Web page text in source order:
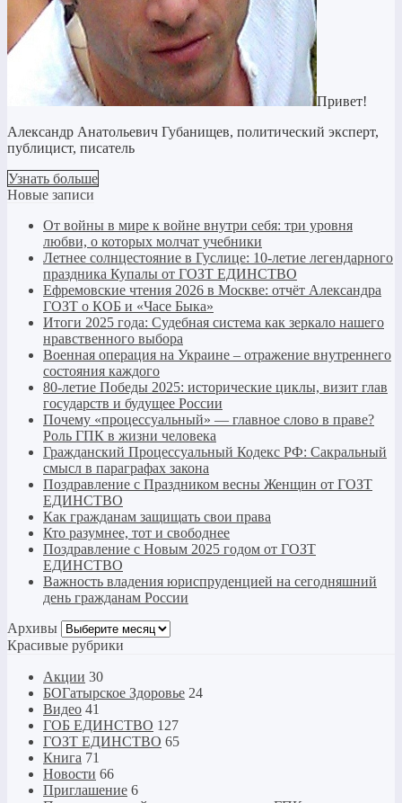
Привет!
Александр Анатольевич Губанищев, политический эксперт,
публицист, писатель
Узнать больше
Новые записи
От войны в мире к войне внутри себя: три уровня
любви, о которых молчат учебники
Летнее солнцестояние в Гуслице: 10-летие легендарного
праздника Купалы от ГОЗТ ЕДИНСТВО
Ефремовские чтения 2026 в Москве: отчёт Александра
ГОЗТ о КОБ и «Часе Быка»
Итоги 2025 года: Судебная система как зеркало нашего
нравственного выбора
Военная операция на Украине – отражение внутреннего
состояния каждого
80-летие Победы 2025: исторические циклы, визит глав
государств и будущее России
Почему «процессуальный» — главное слово в праве?
Роль ГПК в жизни человека
Гражданский Процессуальный Кодекс РФ: Сакральный
смысл в параграфах закона
Поздравление с Праздником весны Женщин от ГОЗТ
ЕДИНСТВО
Как гражданам защищать свои права
Кто разумнее, тот и свободнее
Поздравление с Новым 2025 годом от ГОЗТ
ЕДИНСТВО
Важность владения юриспруденцией на сегодняшний
день гражданам России
Архивы Архивы
Красивые рубрики
Акции 30
БОГатырское Здоровье 24
Видео 41
ГОБ ЕДИНСТВО 127
ГОЗТ ЕДИНСТВО 65
Книга 71
Новости 66
Приглашение 6